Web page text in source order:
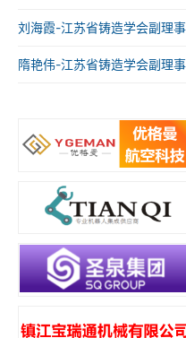
刘海霞-江苏省铸造学会副理
隋艳伟-江苏省铸造学会副理